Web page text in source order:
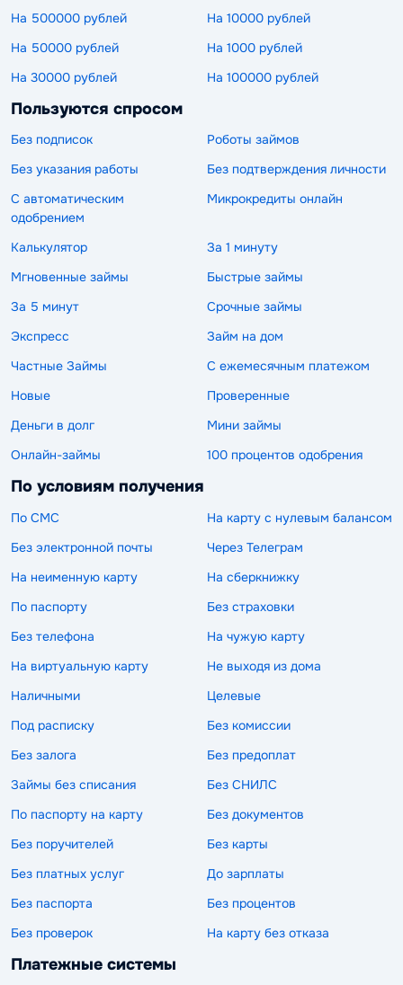
На 500000 рублей
На 10000 рублей
На 50000 рублей
На 1000 рублей
На 30000 рублей
На 100000 рублей
Пользуются спросом
Без подписок
Роботы займов
Без указания работы
Без подтверждения личности
С автоматическим
одобрением
Микрокредиты онлайн
Калькулятор
За 1 минуту
Мгновенные займы
Быстрые займы
За 5 минут
Срочные займы
Экспресс
Займ на дом
Частные Займы
С ежемесячным платежом
Новые
Проверенные
Деньги в долг
Мини займы
Онлайн-займы
100 процентов одобрения
По условиям получения
По СМС
На карту с нулевым балансом
Без электронной почты
Через Телеграм
На неименную карту
На сберкнижку
По паспорту
Без страховки
Без телефона
На чужую карту
На виртуальную карту
Не выходя из дома
Наличными
Целевые
Под расписку
Без комиссии
Без залога
Без предоплат
Займы без списания
Без СНИЛС
По паспорту на карту
Без документов
Без поручителей
Без карты
Без платных услуг
До зарплаты
Без паспорта
Без процентов
Без проверок
На карту без отказа
Платежные системы